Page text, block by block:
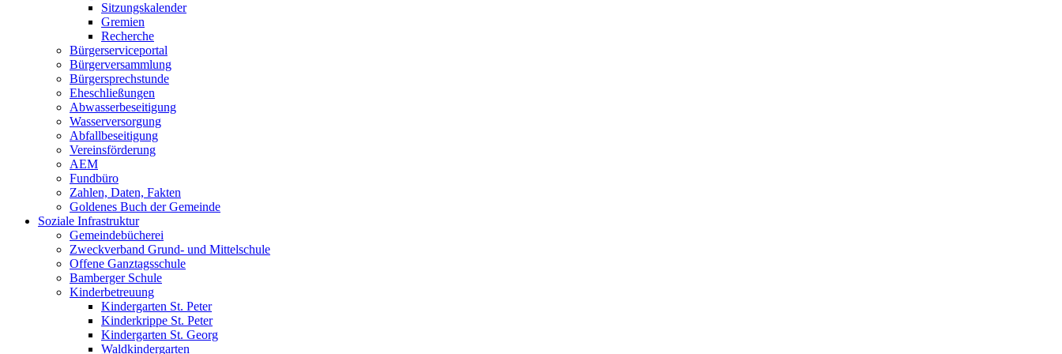
Sitzungskalender
Gremien
Recherche
Bürgerserviceportal
Bürgerversammlung
Bürgersprechstunde
Eheschließungen
Abwasserbeseitigung
Wasserversorgung
Abfallbeseitigung
Vereinsförderung
AEM
Fundbüro
Zahlen, Daten, Fakten
Goldenes Buch der Gemeinde
Soziale Infrastruktur
Gemeindebücherei
Zweckverband Grund- und Mittelschule
Offene Ganztagsschule
Bamberger Schule
Kinderbetreuung
Kindergarten St. Peter
Kinderkrippe St. Peter
Kindergarten St. Georg
Waldkindergarten